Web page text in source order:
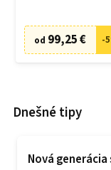
od 99,25 € -5
Dnešné tipy
Nová